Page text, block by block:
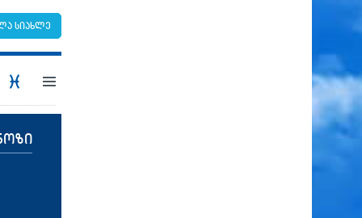
სიახლე